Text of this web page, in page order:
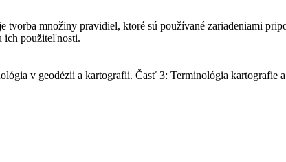
tvorba množiny pravidiel, ktoré sú používané zariadeniami
ich použiteľnosti.
v geodézii a kartografii. Časť 3: Terminológia